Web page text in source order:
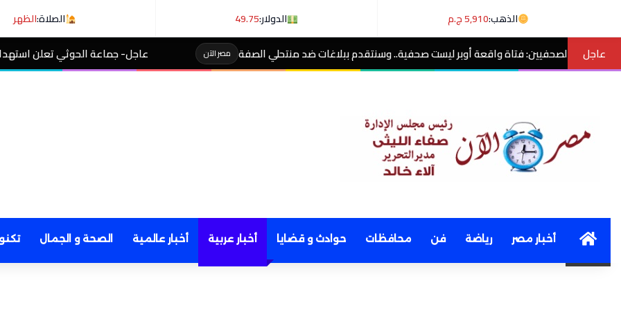
الذهب:5,910 ج.م الدولار:49.75 الصلاة:الظهر
عاجل
فتاة واقعة أوبر ليست صحفية.. وسنتقدم ببلاغات ضد منتحلي الصفة مصر الآن عاجل- جماعة الحوثي تعلن استهداف ناقلة نفط
Homeأخبار مصر رياضة فن محافظات حوادث و قضايا أخبار عربية أخبار عالمية الصحة و الجمال